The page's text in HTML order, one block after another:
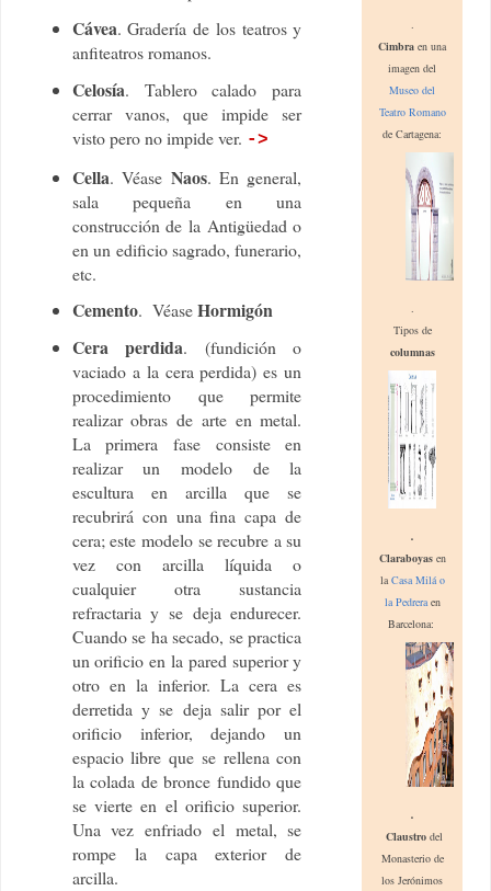
Cávea. Gradería de los teatros y
anfiteatros romanos.
Celosía. Tablero calado para
cerrar vanos, que impide ser
visto pero no impide ver. ->
Cella. Véase Naos. En general,
sala pequeña en una
construcción de la Antigüedad o
en un edificio sagrado, funerario,
etc.
Cemento. VéaseHormigón
Cera perdida. (fundición o
vaciado a la cera perdida) es un
procedimiento que permite
realizar obras de arte en metal.
La primera fase consiste en
realizar un modelo de la
escultura en arcilla que se
recubrirá con una fina capa de
cera; este modelo se recubre a su
vez con arcilla líquida o
cualquier otra sustancia
refractaria y se deja endurecer.
Cuando se ha secado, se practica
un orificio en la pared superior y
otro en la inferior. La cera es
derretida y se deja salir por el
orificio inferior, dejando un
espacio libre que se rellena con
la colada de bronce fundido que
se vierte en el orificio superior.
Una vez enfriado el metal, se
rompe la capa exterior de
arcilla.
.
Cimbra en una
imagen del
Museo del
Teatro Romano
de Cartagena:
.
Tipos de
columnas
.
Claraboyas en
laCasa Milá o
la Pedreraen
Barcelona:
.
Claustro del
Monasterio de
los Jerónimos